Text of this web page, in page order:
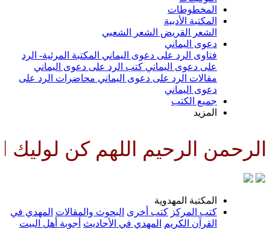
المخطوطات
المكتبة الأدبية
الشعر القريض الشعر الشعبي
دعوى اليماني
فتاوى الرد على دعوى اليماني المكتبة المرئية- الرد
على دعوى اليماني كتب الرد على دعوى اليماني
مقالات الرد على دعوى اليماني محاضرات الرد على
دعوى اليماني
جميع الكتب
المزيد
الرحيم اللهم كن لوليك
المكتبة المهدوية
كتب المركز كتب أخرى البحوث والمقالات المهدي في
القرآن الكريم
المهدي في الأحاديث أجوبة أهل البيت